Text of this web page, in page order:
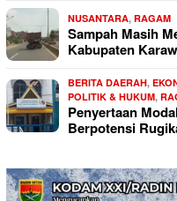
NUSANTARA, RAGAM
Sampah Masih
Kabupaten
BERITA DAERAH,
POLITIK & HUKUM,
Penyertaan
Berpotensi